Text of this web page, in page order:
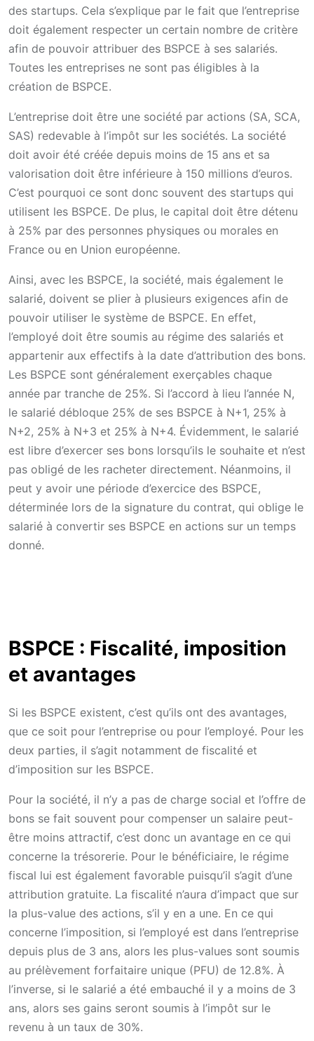
des startups. Cela s’explique par le fait que l’entreprise
doit également respecter un certain nombre de critère
afin de pouvoir attribuer des BSPCE à ses salariés.
Toutes les entreprises ne sont pas éligibles à la
création de BSPCE.
L’entreprise doit être une société par actions (SA, SCA,
SAS) redevable à l’impôt sur les sociétés. La société
doit avoir été créée depuis moins de 15 ans et sa
valorisation doit être inférieure à 150 millions d’euros.
C’est pourquoi ce sont donc souvent des startups qui
utilisent les BSPCE. De plus, le capital doit être détenu
à 25% par des personnes physiques ou morales en
France ou en Union européenne.
Ainsi, avec les BSPCE, la société, mais également le
salarié, doivent se plier à plusieurs exigences afin de
pouvoir utiliser le système de BSPCE. En effet,
l’employé doit être soumis au régime des salariés et
appartenir aux effectifs à la date d’attribution des bons.
Les BSPCE sont généralement exerçables chaque
année par tranche de 25%. Si l’accord à lieu l’année N,
le salarié débloque 25% de ses BSPCE à N+1, 25% à
N+2, 25% à N+3 et 25% à N+4. Évidemment, le salarié
est libre d’exercer ses bons lorsqu’ils le souhaite et n’est
pas obligé de les racheter directement. Néanmoins, il
peut y avoir une période d’exercice des BSPCE,
déterminée lors de la signature du contrat, qui oblige le
salarié à convertir ses BSPCE en actions sur un temps
donné.
BSPCE : Fiscalité, imposition
et avantages
Si les BSPCE existent, c’est qu’ils ont des avantages,
que ce soit pour l’entreprise ou pour l’employé. Pour les
deux parties, il s’agit notamment de fiscalité et
d’imposition sur les BSPCE.
Pour la société, il n’y a pas de charge social et l’offre de
bons se fait souvent pour compenser un salaire peut-
être moins attractif, c’est donc un avantage en ce qui
concerne la trésorerie. Pour le bénéficiaire, le régime
fiscal lui est également favorable puisqu’il s’agit d’une
attribution gratuite. La fiscalité n’aura d’impact que sur
la plus-value des actions, s’il y en a une. En ce qui
concerne l’imposition, si l’employé est dans l’entreprise
depuis plus de 3 ans, alors les plus-values sont soumis
au prélèvement forfaitaire unique (PFU) de 12.8%. À
l’inverse, si le salarié a été embauché il y a moins de 3
ans, alors ses gains seront soumis à l’impôt sur le
revenu à un taux de 30%.